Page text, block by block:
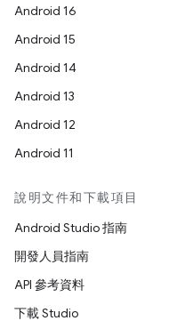
Android 16
Android 15
Android 14
Android 13
Android 12
Android 11
說明文件和下載項目
Android Studio 指南
開發人員指南
API 參考資料
下載 Studio